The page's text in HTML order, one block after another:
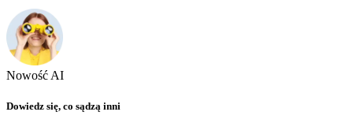
Nowość AI
Dowiedz się, co sądzą inni